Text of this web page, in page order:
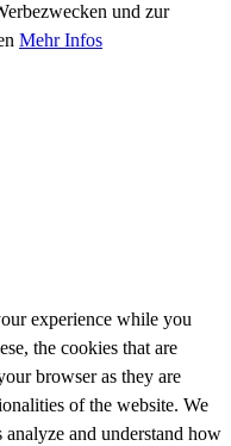
und zur
Mehr Infos
experience while you
the cookies that are
browser as they are
of the website. We
and understand how